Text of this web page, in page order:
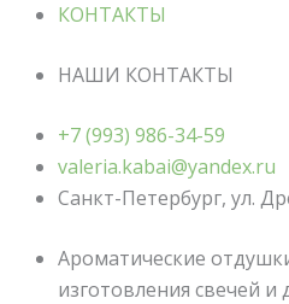
КОНТАКТЫ
НАШИ КОНТАКТЫ
+7 (993) 986-34-59
valeria.kabai@yandex.ru
Санкт-Петербург, ул.
Ароматические
изготовления свечей и